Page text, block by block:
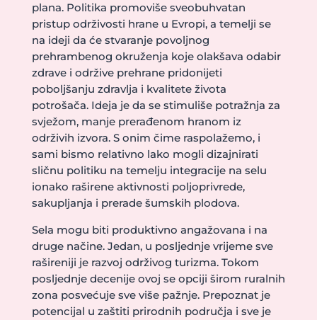
plana. Politika promoviše sveobuhvatan
pristup održivosti hrane u Evropi, a temelji se
na ideji da će stvaranje povoljnog
prehrambenog okruženja koje olakšava odabir
zdrave i održive prehrane pridonijeti
poboljšanju zdravlja i kvalitete života
potrošača. Ideja je da se stimuliše potražnja za
svježom, manje prerađenom hranom iz
održivih izvora. S onim čime raspolažemo, i
sami bismo relativno lako mogli dizajnirati
sličnu politiku na temelju integracije na selu
ionako raširene aktivnosti poljoprivrede,
sakupljanja i prerade šumskih plodova.
Sela mogu biti produktivno angažovana i na
druge načine. Jedan, u posljednje vrijeme sve
rašireniji je razvoj održivog turizma. Tokom
posljednje decenije ovoj se opciji širom ruralnih
zona posvećuje sve više pažnje. Prepoznat je
potencijal u zaštiti prirodnih područja i sve je